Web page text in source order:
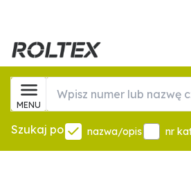
MENU
Szukaj po nazwa/opis nr